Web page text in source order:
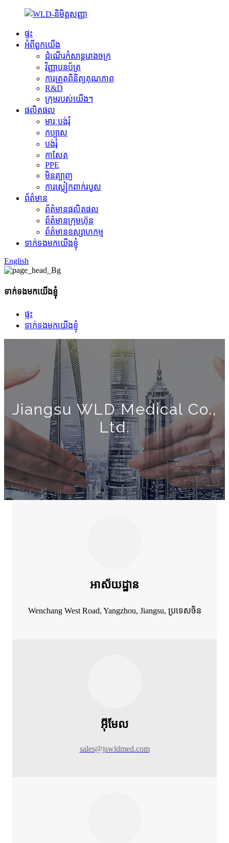
ផ្ទះ
អំពីពួកយើង
ដំណើរកំសាន្តរោងចក្រ
វិញ្ញាបនប័ត្រ
ការត្រួតពិនិត្យគុណភាព
R&D
ក្រុមរបស់យើង។
ផលិតផល
មារៈបង់រុំ
កប្បាស
បង់រុំ
កាសែត
PPE
មិនត្បាញ
ការស្លៀកពាក់របួស
ព័ត៌មាន
ព័ត៌មានផលិតផល
ព័ត៌មានក្រុមហ៊ុន
ព័ត៌មានឧស្សាហកម្ម
ទាក់ទងមកយើងខ្ញុំ
English
ទាក់ទងមកយើងខ្ញុំ
ផ្ទះ
ទាក់ទងមកយើងខ្ញុំ
Jiangsu WLD Medical Co.,
Ltd.
អាស័យដ្ឋាន
Wenchang West Road, Yangzhou, Jiangsu, ប្រទេសចិន
អ៊ីមែល
sales@jswldmed.com